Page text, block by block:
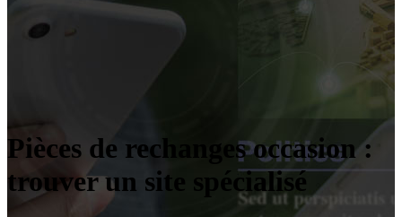
Pièces de rechanges occasion :
trouver un site spécialisé